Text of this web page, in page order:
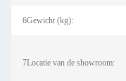
6Gewicht (kg):
7Locatie van de showroom: